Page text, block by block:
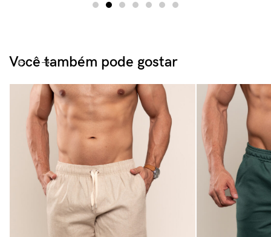
Você também pode gostar​